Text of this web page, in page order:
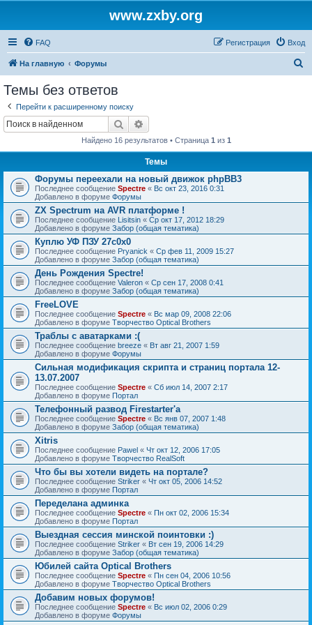
www.zxby.org
FAQ Вход
Регистрация
На главную Форумы
Темы без ответов
Перейти к расширенному поиску
Поиск
Найдено 16 результатов • Страница 1 из 1
Темы
Форумы переехали на новый движок phpBB3
Последнее сообщение Spectre « Вс окт 23, 2016 0:31
Добавлено в форуме Форумы
ZX Spectrum на AVR платформе !
Последнее сообщение Lisitsin « Ср окт 17, 2012 18:29
Добавлено в форуме Забор (общая тематика)
Куплю УФ ПЗУ 27с0х0
Последнее сообщение Pryanick « Ср фев 11, 2009 15:27
Добавлено в форуме Забор (общая тематика)
День Рождения Spectre!
Последнее сообщение Valeron « Ср сен 17, 2008 0:41
Добавлено в форуме Забор (общая тематика)
FreeLOVE
Последнее сообщение Spectre « Вс мар 09, 2008 22:06
Добавлено в форуме Творчество Optical Brothers
Траблы с аватарками :(
Последнее сообщение breeze « Вт авг 21, 2007 1:59
Добавлено в форуме Форумы
Сильная модификация скрипта и страниц портала 12-
13.07.2007
Последнее сообщение Spectre « Сб июл 14, 2007 2:17
Добавлено в форуме Портал
Телефонный развод Firestarter'а
Последнее сообщение Spectre « Вс янв 07, 2007 1:48
Добавлено в форуме Забор (общая тематика)
Xitris
Последнее сообщение Pawel « Чт окт 12, 2006 17:05
Добавлено в форуме Творчество RealSoft
Что бы вы хотели видеть на портале?
Последнее сообщение Striker « Чт окт 05, 2006 14:52
Добавлено в форуме Портал
Переделана админка
Последнее сообщение Spectre « Пн окт 02, 2006 15:34
Добавлено в форуме Портал
Выездная сессия минской поинтовки :)
Последнее сообщение Striker « Вт сен 19, 2006 14:29
Добавлено в форуме Забор (общая тематика)
Юбилей сайта Optical Brothers
Последнее сообщение Spectre « Пн сен 04, 2006 10:56
Добавлено в форуме Творчество Optical Brothers
Добавим новых форумов!
Последнее сообщение Spectre « Вс июл 02, 2006 0:29
Добавлено в форуме Форумы